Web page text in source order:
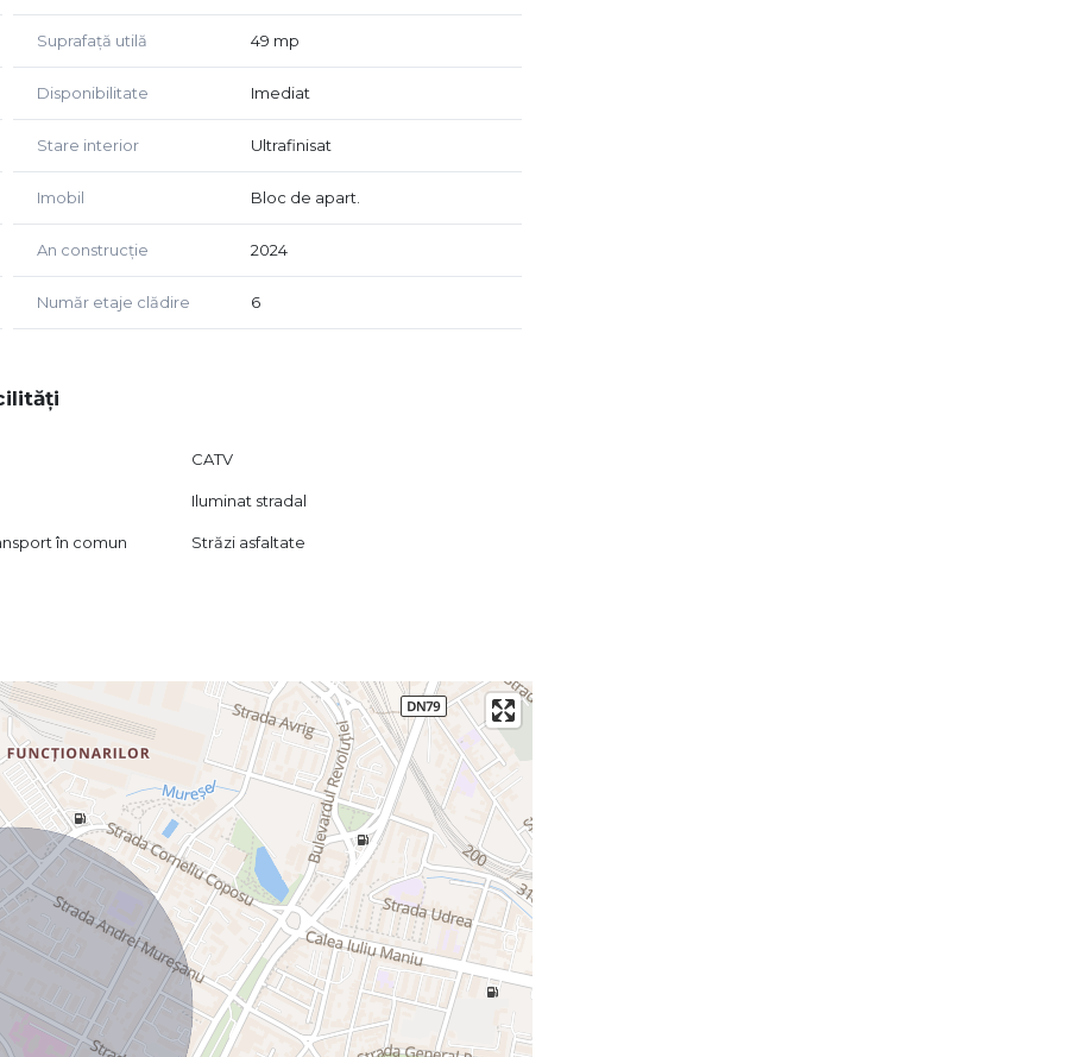
Suprafață utilă 49 mp
Disponibilitate Imediat
Stare interior Ultrafinisat
Imobil Bloc de apart.
An construcție 2024
Număr etaje clădire 6
CATV
Iluminat stradal
în comun Străzi asfaltate